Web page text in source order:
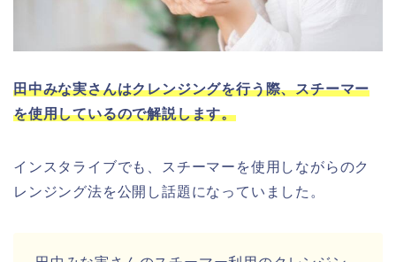
田中みな実さんはクレンジングを行う際、スチーマー
を使用しているので解説します。
インスタライブでも、スチーマーを使用しながらのク
レンジング法を公開し話題になっていました。